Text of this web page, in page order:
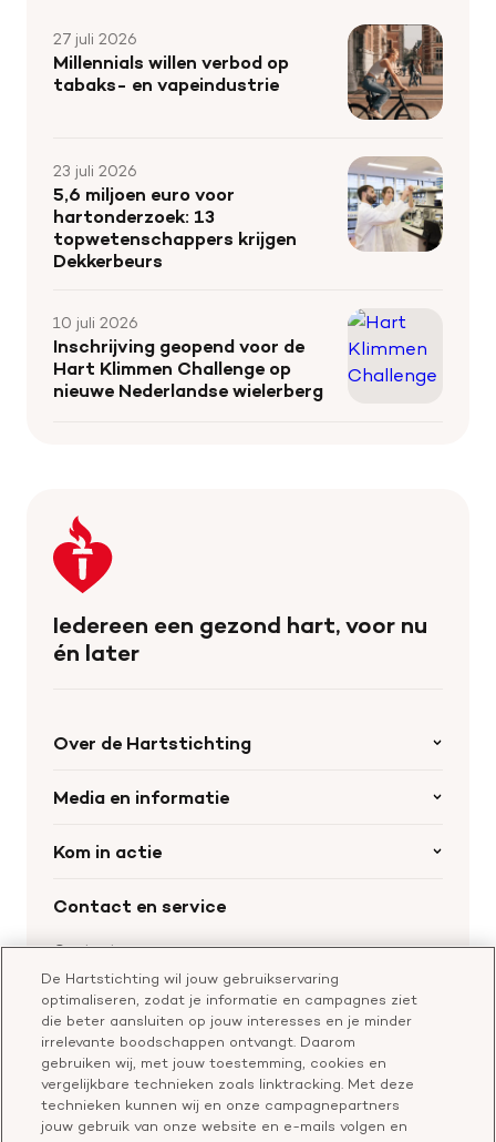
27 juli 2026
Millennials willen verbod op
tabaks- en vapeindustrie
23 juli 2026
5,6 miljoen euro voor
hartonderzoek: 13
topwetenschappers krijgen
Dekkerbeurs
10 juli 2026
Inschrijving geopend voor de
Hart Klimmen Challenge op
nieuwe Nederlandse wielerberg
Keer
terug
naar
homepage
Iedereen een gezond hart, voor nu
én later
Over de Hartstichting
Organisatie
Werken bij de Hartstichting
Media en informatie
Nieuws
Materialen bestellen
Aanmelden nieuwsbrief
Kom in actie
Leer reanimeren
Geef ter nagedachtenis
Start een actie
Contact en service
Contactgegevens
Bel of chat met een voorlichter
Vragen over donateurschap
Klachtenformulier
Check je gesprek
De Hartstichting wil jouw gebruikservaring
optimaliseren, zodat je informatie en campagnes ziet
die beter aansluiten op jouw interesses en je minder
irrelevante boodschappen ontvangt. Daarom
gebruiken wij, met jouw toestemming, cookies en
vergelijkbare technieken zoals linktracking. Met deze
technieken kunnen wij en onze campagnepartners
jouw gebruik van onze website en e-mails volgen en